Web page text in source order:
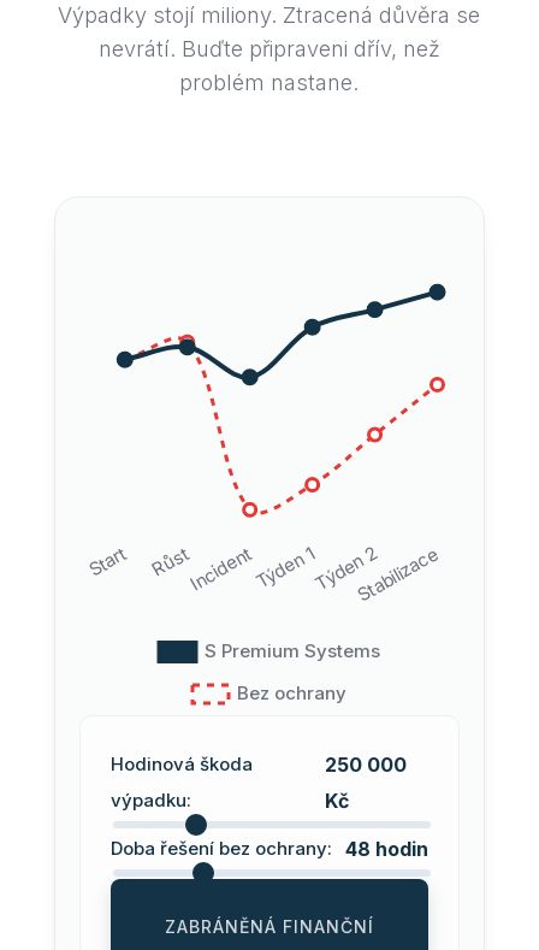
Výpadky stojí miliony. Ztracená důvěra se
nevrátí. Buďte připraveni dřív, než
problém nastane.
Hodinová škoda
výpadku:
250 000
Kč
Doba řešení bez ochrany: 48 hodin
ZABRÁNĚNÁ FINANČNÍ